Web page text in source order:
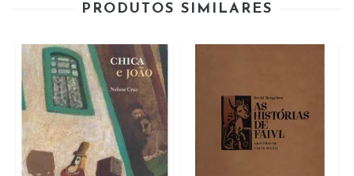
PRODUTOS SIMILARES